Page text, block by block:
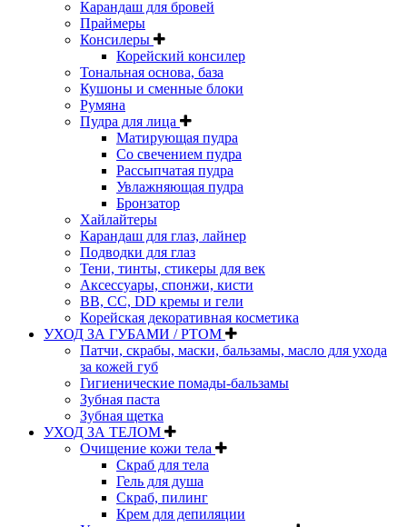
Карандаш для бровей
Праймеры
Консилеры
Корейский консилер
Тональная основа, база
Кушоны и сменные блоки
Румяна
Пудра для лица
Матирующая пудра
Со свечением пудра
Рассыпчатая пудра
Увлажняющая пудра
Бронзатор
Хайлайтеры
Карандаш для глаз, лайнер
Подводки для глаз
Тени, тинты, стикеры для век
Аксессуары, спонжи, кисти
BB, CC, DD кремы и гели
Корейская декоративная косметика
УХОД ЗА ГУБАМИ / РТОМ
Патчи, скрабы, маски, бальзамы, масло для ухода
за кожей губ
Гигиенические помады-бальзамы
Зубная паста
Зубная щетка
УХОД ЗА ТЕЛОМ
Очищение кожи тела
Скраб для тела
Гель для душа
Скраб, пилинг
Крем для депиляции